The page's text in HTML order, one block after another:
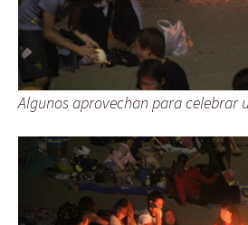
Algunos aprovechan para celebrar